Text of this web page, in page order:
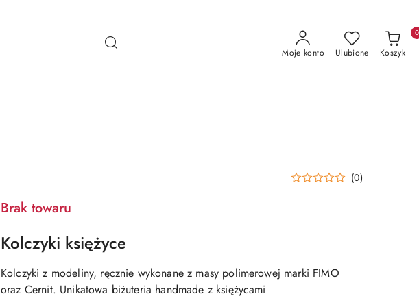
Moje konto Ulubione Koszyk
0
(0)
Brak towaru
Kolczyki księżyce
Kolczyki z modeliny, ręcznie wykonane z masy polimerowej marki FIMO
oraz Cernit. Unikatowa biżuteria handmade z księżycami